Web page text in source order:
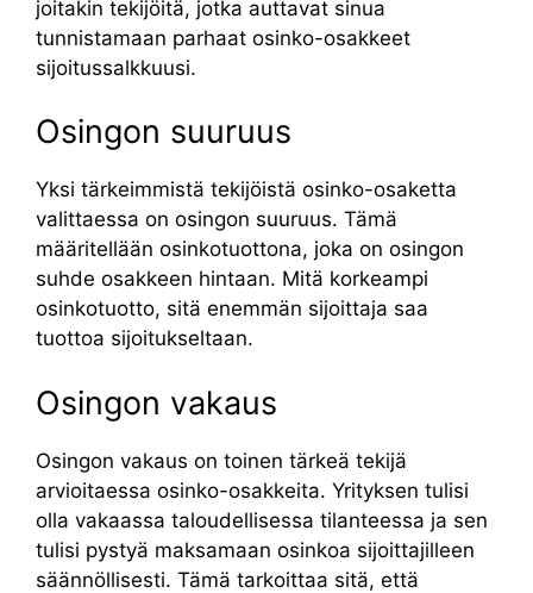
joitakin tekijöitä, jotka auttavat sinua
tunnistamaan parhaat osinko-osakkeet
sijoitussalkkuusi.
Osingon suuruus
Yksi tärkeimmistä tekijöistä osinko-osaketta
valittaessa on osingon suuruus. Tämä
määritellään osinkotuottona, joka on osingon
suhde osakkeen hintaan. Mitä korkeampi
osinkotuotto, sitä enemmän sijoittaja saa
tuottoa sijoitukseltaan.
Osingon vakaus
Osingon vakaus on toinen tärkeä tekijä
arvioitaessa osinko-osakkeita. Yrityksen tulisi
olla vakaassa taloudellisessa tilanteessa ja sen
tulisi pystyä maksamaan osinkoa sijoittajilleen
säännöllisesti. Tämä tarkoittaa sitä, että